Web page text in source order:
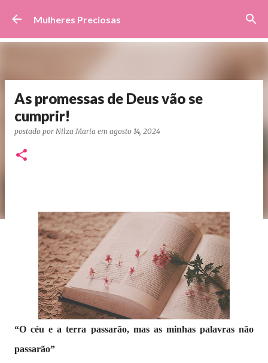
Pular para o conteúdo principal
Mulheres Preciosas
As promessas de Deus vão se
cumprir!
postado por Nilza Maria em agosto 14, 2024
“O céu e a terra passarão, mas as minhas palavras não
passarão”